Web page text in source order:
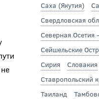
Саха (Якутия)
Свердловская
Северная
Сейшельские
Сирия
Словакия
Ставропольский
Таиланд